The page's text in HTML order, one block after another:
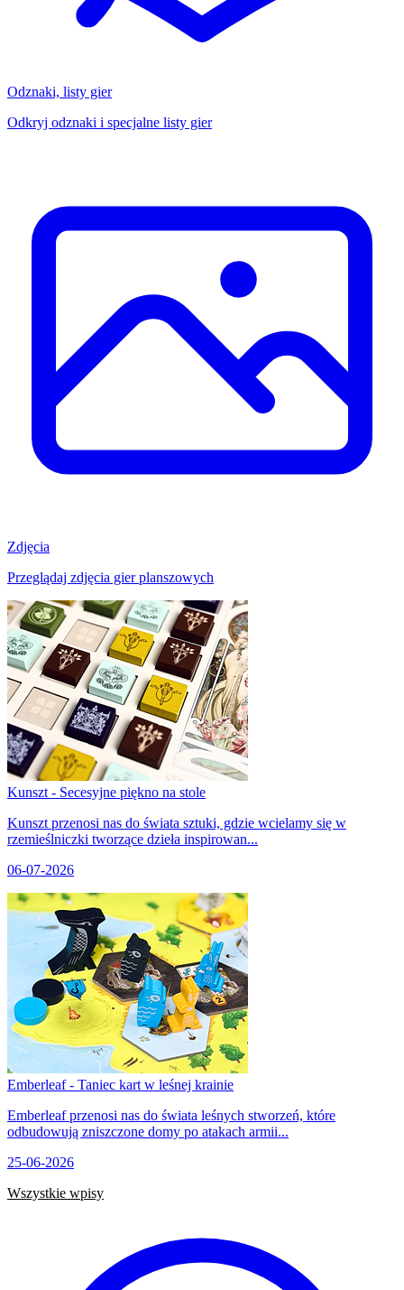
Odznaki, listy gier
Odkryj odznaki i specjalne listy gier
Zdjęcia
Przeglądaj zdjęcia gier planszowych
Kunszt - Secesyjne piękno na stole
Kunszt przenosi nas do świata sztuki, gdzie wcielamy się w
rzemieślniczki tworzące dzieła inspirowan...
06-07-2026
Emberleaf - Taniec kart w leśnej krainie
Emberleaf przenosi nas do świata leśnych stworzeń, które
odbudowują zniszczone domy po atakach armii...
25-06-2026
Wszystkie wpisy